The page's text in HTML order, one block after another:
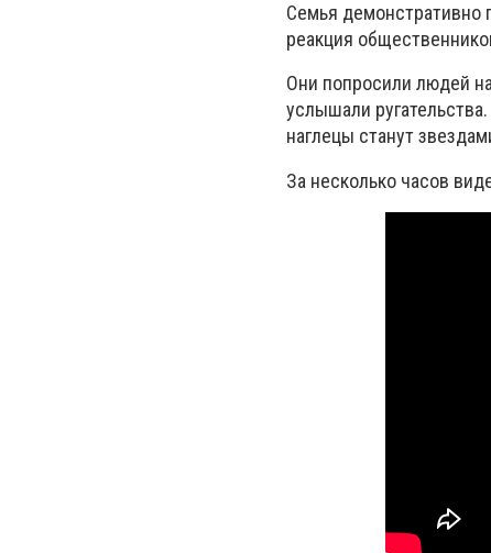
Семья демонстративно
реакция
Они попросили людей
услышали
наглецы станут
За несколько часов